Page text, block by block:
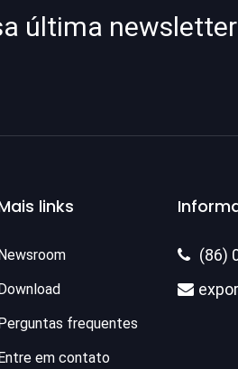
última newsletter
links
frequentes
em contato
 (86)
